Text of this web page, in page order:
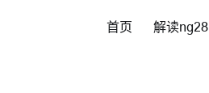
首页 解读ng28